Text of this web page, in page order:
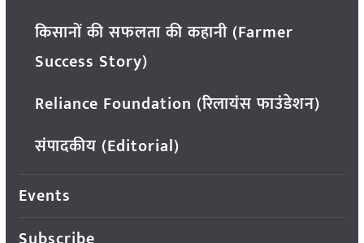
किसानों की सफलता की कहानी (Farmer
Success Story)
Reliance Foundation (रिलायंस फाउंडेशन)
संपादकीय (Editorial)
Events